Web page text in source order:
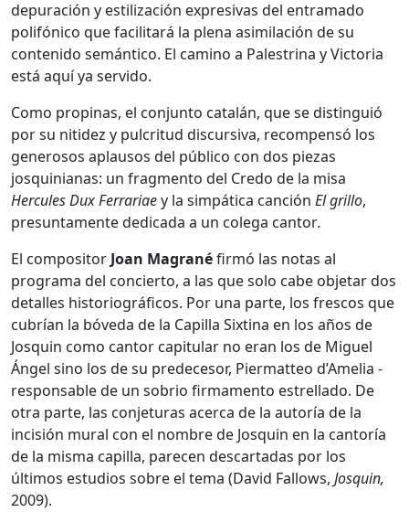
depuración y estilización expresivas del entramado
polifónico que facilitará la plena asimilación de su
contenido semántico. El camino a Palestrina y Victoria
está aquí ya servido.
Como propinas, el conjunto catalán, que se distinguió
por su nitidez y pulcritud discursiva, recompensó los
generosos aplausos del público con dos piezas
josquinianas: un fragmento del Credo de la misa
Hercules Dux Ferrariaey la simpática canción El grillo,
presuntamente dedicada a un colega cantor.
El compositorJoan Magranéfirmó las notas al
programa del concierto, a las que solo cabe objetar dos
detalles historiográficos. Por una parte, los frescos que
cubrían la bóveda de la Capilla Sixtina en los años de
Josquin como cantor capitular no eran los de Miguel
Ángel sino los de su predecesor, Piermatteo d’Amelia -
responsable de un sobrio firmamento estrellado. De
otra parte, las conjeturas acerca de la autoría de la
incisión mural con el nombre de Josquin en la cantoría
de la misma capilla, parecen descartadas por los
últimos estudios sobre el tema (David Fallows, Josquin,
2009).